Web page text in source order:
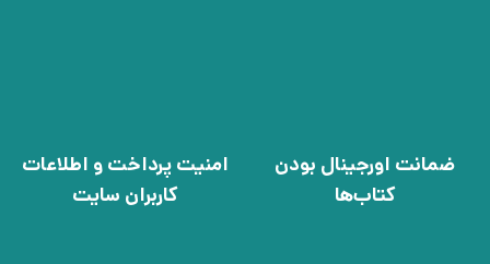
ضمانت اورجینال بودن
کتاب‌ها
امنیت پرداخت و اطلاعات
کاربران سایت